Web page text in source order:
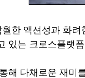
월한 액션성과 화
있는 크로스플랫
해 다채로운 재미